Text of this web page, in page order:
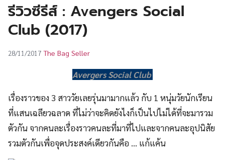
รีวิวซีรีส์ : Avengers Social
Club (2017)
28/11/2017 The Bag Seller
Avergers Social Club
เรื่องราวของ 3 สาววัยเลยรุ่นมามากแล้ว กับ 1 หนุ่มวัยนักเรียน
ที่แสนเฉลียวฉลาด ที่ไม่ว่าจะคิดยังไงก็เป็นไปไม่ได้ที่จะมารวม
ตัวกัน จากคนละเรื่องราวคนละที่มาที่ไปและจากคนละอุปนิสัย
รวมตัวกันเพื่อจุดประสงค์เดียวกันคือ … แก้แค้น